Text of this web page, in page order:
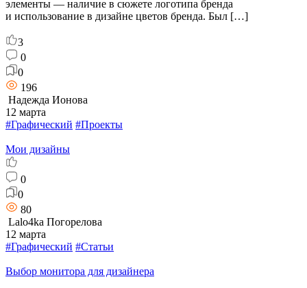
элементы — наличие в сюжете логотипа бренда
и использование в дизайне цветов бренда. Был […]
3
0
0
196
Надежда Ионова
12 марта
#Графический #Проекты
Мои дизайны
0
0
80
Lalo4ka Погорелова
12 марта
#Графический #Статьи
Выбор монитора для дизайнера